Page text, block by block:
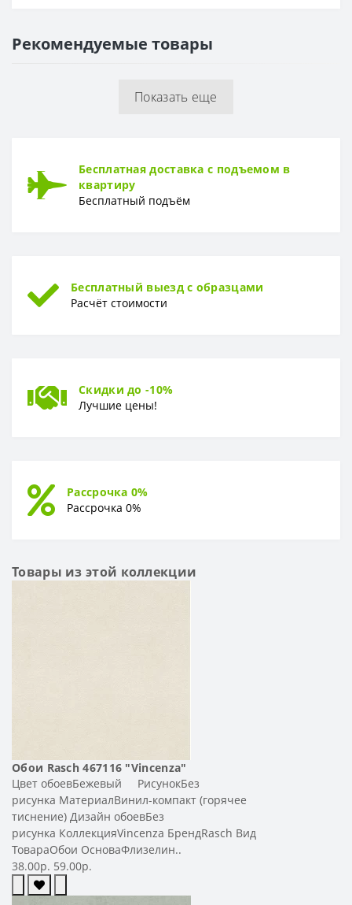
РАППОРТ
Тип Винил-компакт
Рекомендуемые товары
Показать еще
Бесплатная доставка с подъемом в
квартиру
Бесплатный подъём
Бесплатный выезд с образцами
Расчёт стоимости
Скидки до -10%
Лучшие цены!
Рассрочка 0%
Рассрочка 0%
Товары из этой коллекции
Обои Rasch 467116 "Vincenza"
Цвет обоевБежевый РисунокБез
рисунка МатериалВинил-компакт (горячее
тиснение) Дизайн обоевБез
рисунка КоллекцияVincenza БрендRasch Вид
ТовараОбои ОсноваФлизелин..
38.00р. 59.00р.